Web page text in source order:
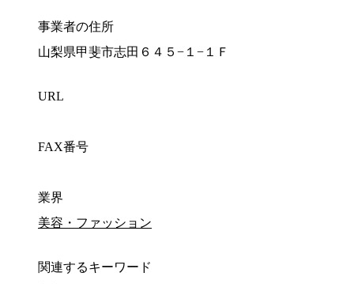
事業者の住所
山梨県甲斐市志田６４５−１−１Ｆ
URL
FAX番号
業界
美容・ファッション
関連するキーワード